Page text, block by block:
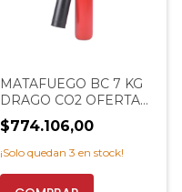
MATAFUEGO BC 7 KG
DRAGO CO2 OFERTA
PROMO ACERO
EXTINCENTER
$774.106,00
¡Solo quedan 3 en stock!